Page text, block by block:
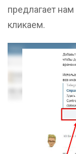
предлагает нам
кликаем.